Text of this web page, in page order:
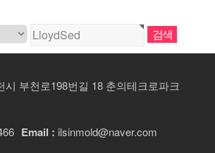
시 부천로198번길 18 춘의테크로파크
Email : ilsinmold@naver.com